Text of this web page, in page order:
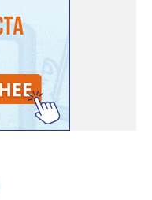
«Дачные
сеансов –
«За любовь» (16+),
карте»: «Мой
«На деревню
Обсуждение новости